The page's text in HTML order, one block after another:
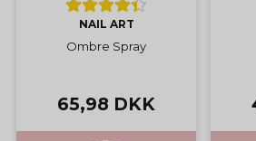
NAIL ART
Ombre Spray
65,98 DKK